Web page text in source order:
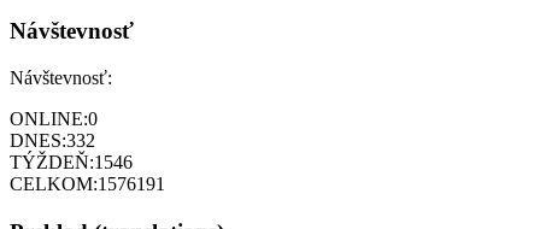
Návštevnosť
Návštevnosť:
ONLINE:0
DNES:332
TÝŽDEŇ:1546
CELKOM:1576191